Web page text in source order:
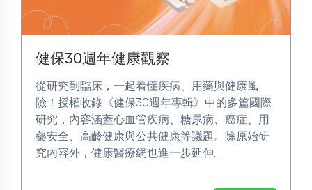
健保30週年健康觀察
從研究到臨床，一起看懂疾病、用藥與健康風
險！授權收錄《健保30週年專輯》中的多篇國際
研究，內容涵蓋心血管疾病、糖尿病、癌症、用
藥安全、高齡健康與公共健康等議題。除原始研
究內容外，健康醫療網也進一步延伸...